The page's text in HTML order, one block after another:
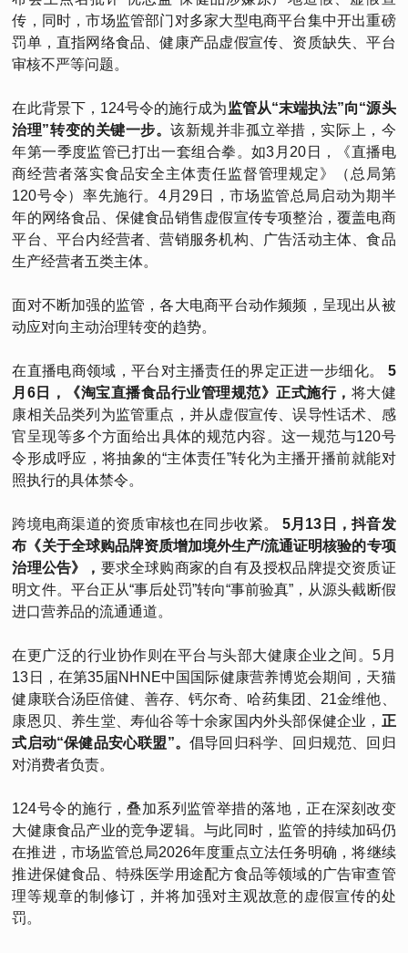
传，同时，市场监管部门对多家大型电商平台集中开出重磅
罚单，直指网络食品、健康产品虚假宣传、资质缺失、平台
审核不严等问题。
在此背景下，124号令的施行成为监管从“末端执法”向“源头
治理”转变的关键一步。该新规并非孤立举措，实际上，今
年第一季度监管已打出一套组合拳。如3月20日，《直播电
商经营者落实食品安全主体责任监督管理规定》（总局第
120号令）率先施行。4月29日，市场监管总局启动为期半
年的网络食品、保健食品销售虚假宣传专项整治，覆盖电商
平台、平台内经营者、营销服务机构、广告活动主体、食品
生产经营者五类主体。
面对不断加强的监管，各大电商平台动作频频，呈现出从被
动应对向主动治理转变的趋势。
在直播电商领域，平台对主播责任的界定正进一步细化。 5
月6日，《淘宝直播食品行业管理规范》正式施行， 将大健
康相关品类列为监管重点，并从虚假宣传、误导性话术、感
官呈现等多个方面给出具体的规范内容。这一规范与120号
令形成呼应，将抽象的“主体责任”转化为主播开播前就能对
照执行的具体禁令。
跨境电商渠道的资质审核也在同步收紧。
5月13日，抖音发
布《关于全球购品牌资质增加境外生产/流通证明核验的专项
治理公告》， 要求全球购商家的自有及授权品牌提交资质证
明文件。平台正从“事后处罚”转向“事前验真”，从源头截断假
进口营养品的流通通道。
在更广泛的行业协作则在平台与头部大健康企业之间。5月
13日，在第35届NHNE中国国际健康营养博览会期间，天猫
健康联合汤臣倍健、善存、钙尔奇、哈药集团、21金维他、
康恩贝、养生堂、寿仙谷等十余家国内外头部保健企业， 正
式启动“保健品安心联盟”。 倡导回归科学、回归规范、回归
对消费者负责。
124号令的施行，叠加系列监管举措的落地，正在深刻改变
大健康食品产业的竞争逻辑。与此同时，监管的持续加码仍
在推进，市场监管总局2026年度重点立法任务明确，将继续
推进保健食品、特殊医学用途配方食品等领域的广告审查管
理等规章的制修订，并将加强对主观故意的虚假宣传的处
罚。